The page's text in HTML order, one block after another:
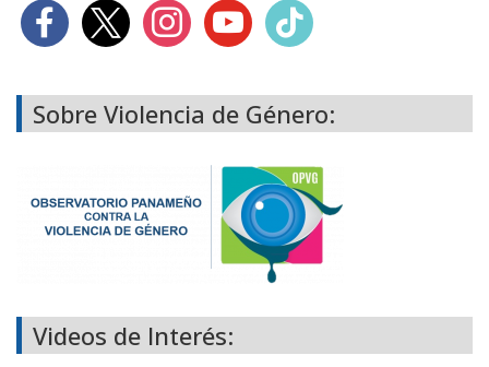
Sobre Violencia de Género:
Videos de Interés: